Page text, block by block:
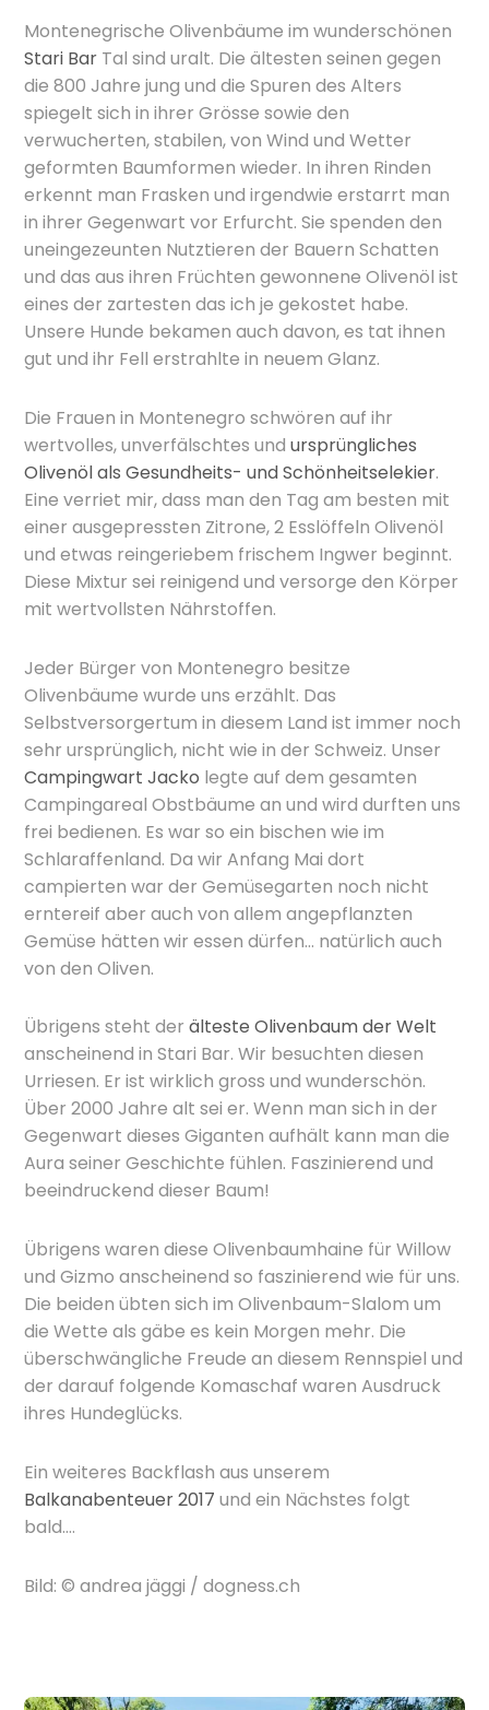
Montenegrische Olivenbäume im wunderschönen
Stari Bar Tal sind uralt. Die ältesten seinen gegen
die 800 Jahre jung und die Spuren des Alters
spiegelt sich in ihrer Grösse sowie den
verwucherten, stabilen, von Wind und Wetter
geformten Baumformen wieder. In ihren Rinden
erkennt man Frasken und irgendwie erstarrt man
in ihrer Gegenwart vor Erfurcht. Sie spenden den
uneingezeunten Nutztieren der Bauern Schatten
und das aus ihren Früchten gewonnene Olivenöl ist
eines der zartesten das ich je gekostet habe.
Unsere Hunde bekamen auch davon, es tat ihnen
gut und ihr Fell erstrahlte in neuem Glanz.
Die Frauen in Montenegro schwören auf ihr
wertvolles, unverfälschtes undursprüngliches
Olivenöl als Gesundheits- und Schönheitselekier.
Eine verriet mir, dass man den Tag am besten mit
einer ausgepressten Zitrone, 2 Esslöffeln Olivenöl
und etwas reingeriebem frischem Ingwer beginnt.
Diese Mixtur sei reinigend und versorge den Körper
mit wertvollsten Nährstoffen.
Jeder Bürger von Montenegro besitze
Olivenbäume wurde uns erzählt. Das
Selbstversorgertum in diesem Land ist immer noch
sehr ursprünglich, nicht wie in der Schweiz. Unser
Campingwart Jacko legte auf dem gesamten
Campingareal Obstbäume an und wird durften uns
frei bedienen. Es war so ein bischen wie im
Schlaraffenland. Da wir Anfang Mai dort
campierten war der Gemüsegarten noch nicht
erntereif aber auch von allem angepflanzten
Gemüse hätten wir essen dürfen… natürlich auch
von den Oliven.
Übrigens steht derälteste Olivenbaum der Welt
anscheinend in Stari Bar. Wir besuchten diesen
Urriesen. Er ist wirklich gross und wunderschön.
Über 2000 Jahre alt sei er. Wenn man sich in der
Gegenwart dieses Giganten aufhält kann man die
Aura seiner Geschichte fühlen. Faszinierend und
beeindruckend dieser Baum!
Übrigens waren diese Olivenbaumhaine für Willow
und Gizmo anscheinend so faszinierend wie für uns.
Die beiden übten sich im Olivenbaum-Slalom um
die Wette als gäbe es kein Morgen mehr. Die
überschwängliche Freude an diesem Rennspiel und
der darauf folgende Komaschaf waren Ausdruck
ihres Hundeglücks.
Ein weiteres Backflash aus unserem
Balkanabenteuer 2017 und ein Nächstes folgt
bald….
Bild: © andrea jäggi / dogness.ch